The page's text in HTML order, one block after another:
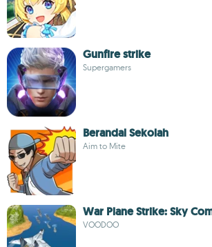
Gunfire strike
Supergamers
Berandal Sekolah
Aim to Mite
War Plane Strike: Sky
VOODOO